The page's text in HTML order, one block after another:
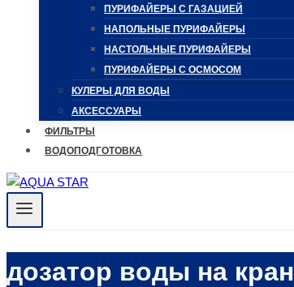
ПУРИФАЙЕРЫ С ГАЗАЦИЕЙ
НАПОЛЬНЫЕ ПУРИФАЙЕРЫ
НАСТОЛЬНЫЕ ПУРИФАЙЕРЫ
ПУРИФАЙЕРЫ С ОСМОСОМ
КУЛЕРЫ ДЛЯ ВОДЫ
АКСЕССУАРЫ
ФИЛЬТРЫ
ВОДОПОДГОТОВКА
дозатор воды на кран